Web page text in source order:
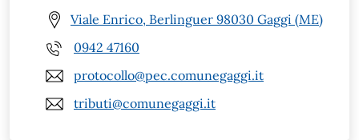
Viale Enrico, Berlinguer 98030 Gaggi (ME)
0942 47160
protocollo@pec.comunegaggi.it
tributi@comunegaggi.it